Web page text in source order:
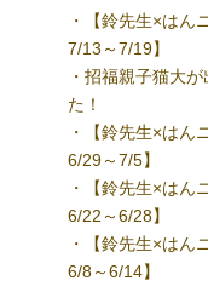
【鈴先生×はん
7/13～7/19】
招福親子猫大が
た！
【鈴先生×はん
6/29～7/5】
【鈴先生×はん
6/22～6/28】
【鈴先生×はん
6/8～6/14】